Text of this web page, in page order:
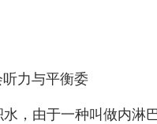
力与平衡委
，由于一种叫做内淋